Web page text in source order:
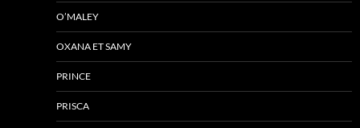
O’MALEY
OXANA ET SAMY
PRINCE
PRISCA